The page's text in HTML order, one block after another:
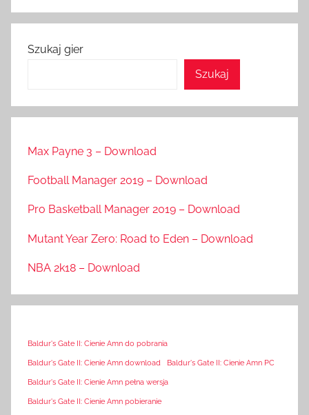
Szukaj gier
Szukaj
Max Payne 3 – Download
Football Manager 2019 – Download
Pro Basketball Manager 2019 – Download
Mutant Year Zero: Road to Eden – Download
NBA 2k18 – Download
Baldur's Gate II: Cienie Amn do pobrania
Baldur's Gate II: Cienie Amn download Baldur's Gate II: Cienie Amn PC
Baldur's Gate II: Cienie Amn pełna wersja
Baldur's Gate II: Cienie Amn pobieranie